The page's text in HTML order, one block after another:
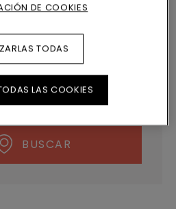
DISTRIBUIDOR
BUSCAR
DE COOKIES
TODAS
LAS COOKIES